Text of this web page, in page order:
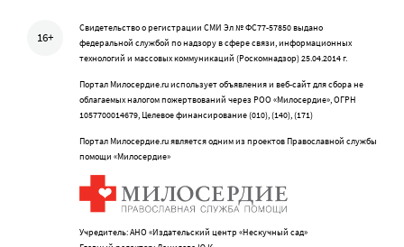
16+
Свидетельство о регистрации СМИ Эл № ФС77-57850 выдано
федеральной службой по надзору в сфере связи, информационных
технологий и массовых коммуникаций (Роскомнадзор) 25.04.2014 г.
Портал Милосердие.ru использует объявления и веб-сайт для сбора не
облагаемых налогом пожертвований через РОО «Милосердие», ОГРН
1057700014679, Целевое финансирование (010), (140), (171)
Портал Милосердие.ru является одним из проектов Православной службы
помощи «Милосердие»
Учредитель: АНО «Издательский центр «Нескучный сад»